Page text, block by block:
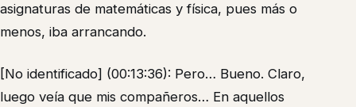
asignaturas de matemáticas y física, pues más o
menos, iba arrancando.
[No identificado] (00:13:36): Pero… Bueno. Claro,
luego veía que mis compañeros… En aquellos